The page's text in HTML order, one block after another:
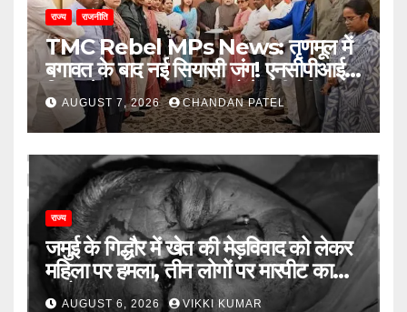
राज्य राजनीति
TMC Rebel MPs News: तृणमूल में
बगावत के बाद नई सियासी जंग! एनसीपीआई में
विलय के बावजूद बागी सांसदों में बढ़ी खींचतान,
भाजपा को लेकर भी दो राय
AUGUST 7, 2026 CHANDAN PATEL
राज्य
जमुई के गिद्धौर में खेत की मेड़विवाद को लेकर
महिला पर हमला, तीन लोगों पर मारपीट का
आरोप
AUGUST 6, 2026 VIKKI KUMAR